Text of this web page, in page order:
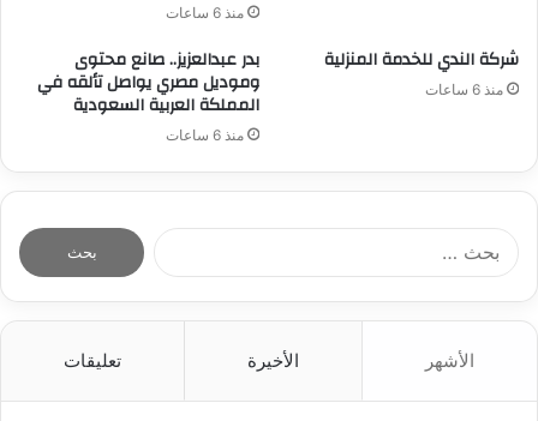
منذ 6 ساعات
شركة الندي للخدمة المنزلية
منذ 6 ساعات
بدر عبدالعزيز.. صانع محتوى
وموديل مصري يواصل تألقه في
المملكة العربية السعودية
منذ 6 ساعات
الأشهر الأخيرة تعليقات